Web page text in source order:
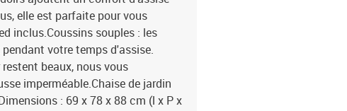
elle est parfaite pour vous
inclus.Coussins souples : les
votre temps d'assise.
beaux, nous vous
imperméable.Chaise de jardin
: 69 x 78 x 88 cm (l x P x